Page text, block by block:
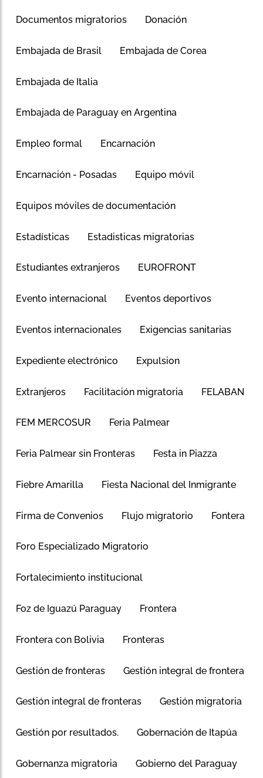
Documentos migratorios Donación
Embajada de Brasil Embajada de Corea
Embajada de Italia
Embajada de Paraguay en Argentina
Empleo formal Encarnación
Encarnación - Posadas Equipo móvil
Equipos móviles de documentación
Estadísticas Estadisticas migratorias
Estudiantes extranjeros EUROFRONT
Evento internacional Eventos deportivos
Eventos internacionales Exigencias sanitarias
Expediente electrónico Expulsion
Extranjeros Facilitación migratoria FELABAN
FEM MERCOSUR Feria Palmear
Feria Palmear sin Fronteras Festa in Piazza
Fiebre Amarilla Fiesta Nacional del Inmigrante
Firma de Convenios Flujo migratorio Fontera
Foro Especializado Migratorio
Fortalecimiento institucional
Foz de Iguazú Paraguay Frontera
Frontera con Bolivia Fronteras
Gestión de fronteras Gestión integral de frontera
Gestión integral de fronteras Gestión migratoria
Gestión por resultados. Gobernación de Itapúa
Gobernanza migratoria Gobierno del Paraguay